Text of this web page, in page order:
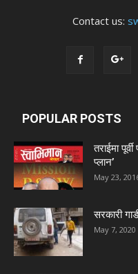
Contact us:
POPULAR POSTS
तराईमा
प्लान’
May 23,
सरकारी
May 7, 2020